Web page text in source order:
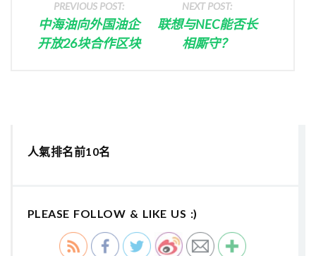
PREVIOUS POST:
中海油向外国油企
开放26块合作区块
NEXT POST:
联想与NEC能否长
相厮守？
人氣排名前10名
PLEASE FOLLOW & LIKE US :)